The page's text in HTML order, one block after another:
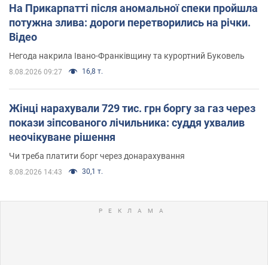
На Прикарпатті після аномальної спеки пройшла
потужна злива: дороги перетворились на річки.
Відео
Негода накрила Івано-Франківщину та курортний Буковель
8.08.2026 09:27 16,8 т.
Жінці нарахували 729 тис. грн боргу за газ через
покази зіпсованого лічильника: суддя ухвалив
неочікуване рішення
Чи треба платити борг через донарахування
8.08.2026 14:43 30,1 т.